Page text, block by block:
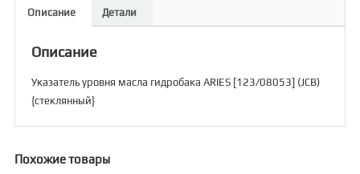
ARIES
(JCB)
Описание Детали
Описание
Указатель уровня масла гидробака ARIES [123/08053] (JCB)
{стеклянный}
Похожие товары